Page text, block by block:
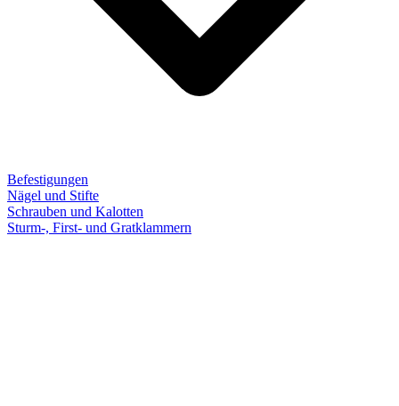
Befestigungen
Nägel und Stifte
Schrauben und Kalotten
Sturm-, First- und Gratklammern